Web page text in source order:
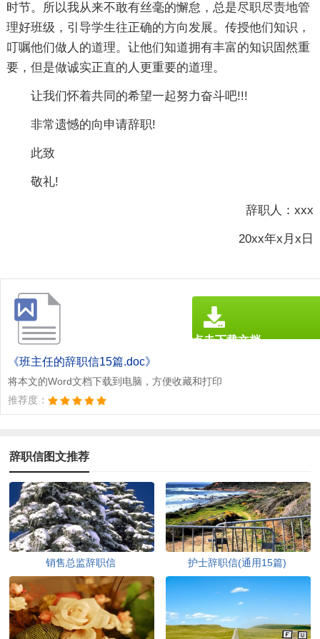
时节。所以我从来不敢有丝毫的懈怠，总是尽职尽责地管
理好班级，引导学生往正确的方向发展。传授他们知识，
叮嘱他们做人的道理。让他们知道拥有丰富的知识固然重
要，但是做诚实正直的人更重要的道理。
让我们怀着共同的希望一起努力奋斗吧!!!
非常遗憾的向申请辞职!
此致
敬礼!
辞职人：xxx
20xx年x月x日
《班主任的辞职信15篇.doc》
将本文的Word文档下载到电脑，方便收藏和打印
推荐度：
点击下载文档
辞职信图文推荐
销售总监辞职信 护士辞职信(通用15篇)